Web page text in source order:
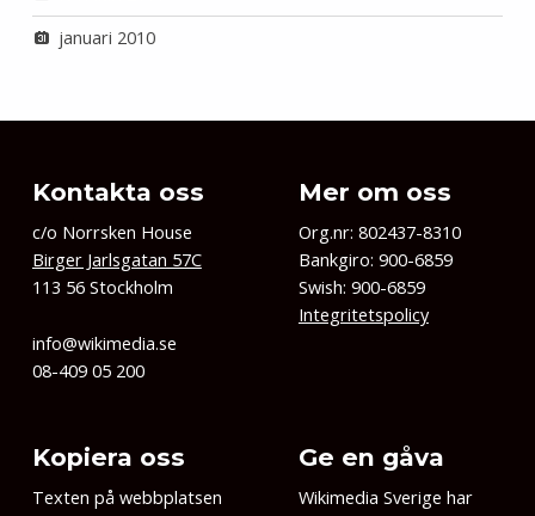
januari 2010
Kontakta oss
c/o Norrsken House
Birger Jarlsgatan 57C
113 56 Stockholm
info@wikimedia.se
08-409 05 200
Mer om oss
Org.nr: 802437-8310
Bankgiro: 900-6859
Swish: 900-6859
Integritetspolicy
Kopiera oss
Texten på webbplatsen
Ge en gåva
Wikimedia Sverige har